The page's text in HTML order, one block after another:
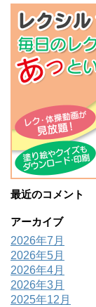
最近のコメント
アーカイブ
2026年7月
2026年5月
2026年4月
2026年3月
2025年12月